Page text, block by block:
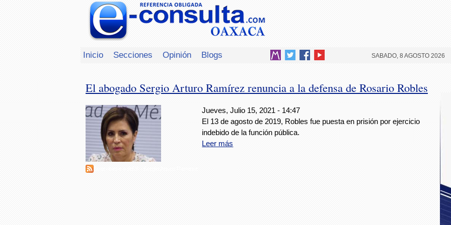
Inicio Secciones Opinión Blogs SABADO, 8 AGOSTO 2026
El abogado Sergio Arturo Ramírez renuncia a la defensa de Rosario Robles
Jueves, Julio 15, 2021 - 14:47
El 13 de agosto de 2019, Robles fue puesta en prisión por ejercicio
indebido de la función pública.
Leer más